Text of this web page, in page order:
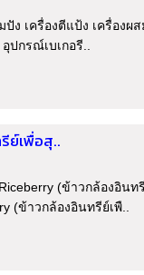
ง เครื่องตีแป้ง เครื่องผส
ปกรณ์เบเกอรี..
ย์เพื่อสุ..
(ข้าวกล้องอินท
(ข้าวกล้องอินทรีย์เพื..